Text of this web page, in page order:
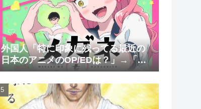
外国人「特に印象に残ってる最近の
日本のアニメのOP/EDは？」→「一
回も飛ばしたことないわ」（海外の
反応）